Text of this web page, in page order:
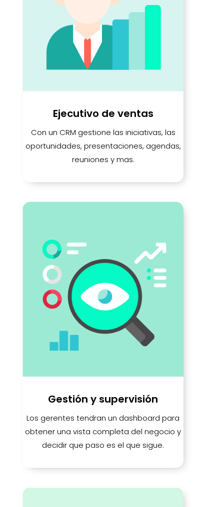
Ejecutivo de ventas
Con un CRM gestione las iniciativas, las
oportunidades, presentaciones, agendas,
reuniones y mas.
Gestión y supervisión
Los gerentes tendran un dashboard para
obtener una vista completa del negocio y
decidir que paso es el que sigue.